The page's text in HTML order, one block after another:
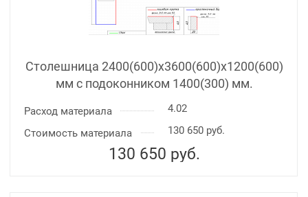
Столешница 2400(600)х3600(600)x1200(600)
мм с подоконником 1400(300) мм.
Расход материала
4.02
Стоимость материала
130 650 руб.
130 650 руб.